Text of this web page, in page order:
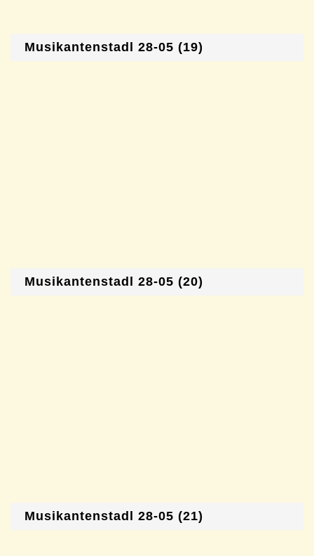
Musikantenstadl 28-05 (19)
Musikantenstadl 28-05 (20)
Musikantenstadl 28-05 (21)